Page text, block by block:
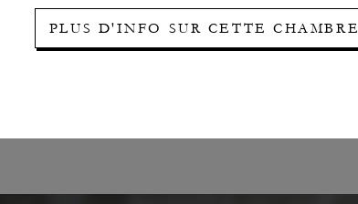
PLUS D'INFO SUR CETTE CHAMBRE